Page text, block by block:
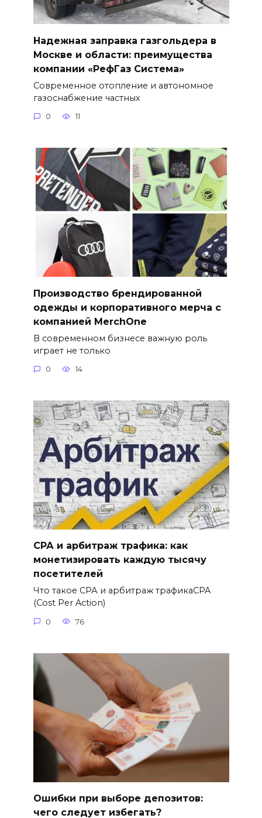
Надежная заправка газгольдера в
Москве и области: преимущества
компании «РефГаз Система»
Современное отопление и автономное
газоснабжение частных
0 11
Производство брендированной
одежды и корпоративного мерча с
компанией MerchOne
В современном бизнесе важную роль
играет не только
0 14
СРА и арбитраж трафика: как
монетизировать каждую тысячу
посетителей
Что такое СРА и арбитраж трафикаCPA
(Cost Per Action)
0 76
Ошибки при выборе депозитов:
чего следует избегать?